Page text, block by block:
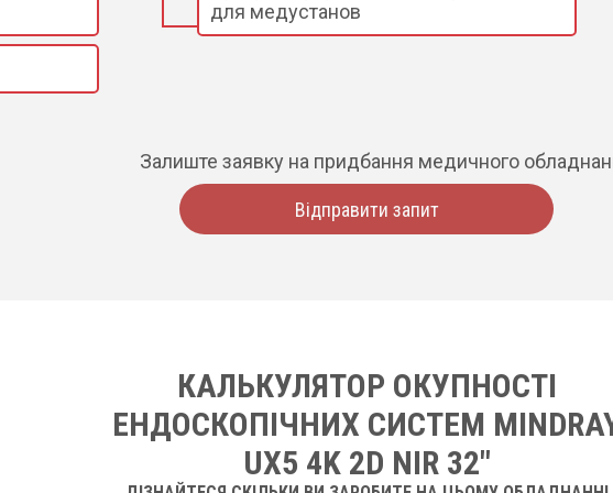
для медустанов
Залиште заявку на придбання медичного
Відправити запит
КАЛЬКУЛЯТОР ОКУПНОСТІ
ЕНДОСКОПІЧНИХ СИСТЕМ
UX5 4K 2D NIR 32"